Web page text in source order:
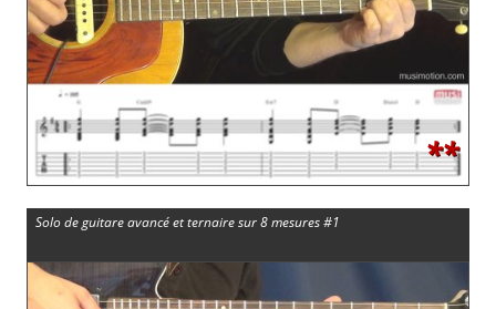
**
Solo de guitare avancé et ternaire sur 8 mesures #1